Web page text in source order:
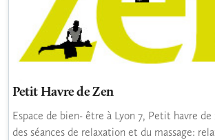
Petit Havre de Zen
Espace de bien- être à Lyon 7, Petit havre de
des séances de relaxation et du massage: